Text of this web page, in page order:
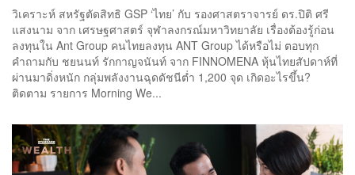
วิเคราะห์ สหรัฐตัดสิทธิ GSP ‘ไทย’ กับ รองศาสตราจารย์ ดร.ปิติ ศรี
แสงนาม จาก เศรษฐศาสตร์ จุฬาลงกรณ์มหาวิทยาลัย เรื่องต้องรู้ก่อน
ลงทุนใน Ant Group คนไทยลงทุน ANT Group ได้หรือไม่ ตอบทุก
คำถามกับ ชยนนท์ รักกาญจนันท์ จาก FINNOMENA หุ้นไทยสัปดาห์ที่
ผ่านมาดิ่งหนัก กลุ่มพลังงานฉุดดัชนีต่ำ 1,200 จุด เกิดอะไรขึ้น?
ติดตาม รายการ Morning We...